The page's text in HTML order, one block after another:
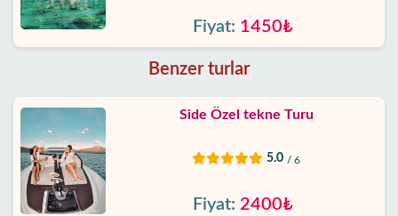
Fiyat: 1450₺
Benzer turlar
Side Özel tekne Turu
5.0 / 6
Fiyat: 2400₺